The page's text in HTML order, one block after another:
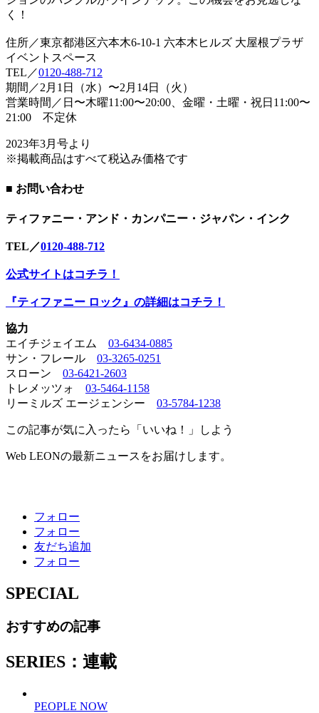
く！
住所／東京都港区六本木6-10-1 六本木ヒルズ 大屋根プラザ
イベントスペース
TEL／0120-488-712
期間／2月1日（水）〜2月14日（火）
営業時間／日〜木曜11:00〜20:00、金曜・土曜・祝日11:00〜
21:00 不定休
2023年3月号より
※掲載商品はすべて税込み価格です
■ お問い合わせ
ティファニー・アンド・カンパニー・ジャパン・インク
TEL／0120-488-712
公式サイトはコチラ！
『ティファニー ロック』の詳細はコチラ！
協力
エイチジェイエム 03-6434-0885
サン・フレール 03-3265-0251
スローン 03-6421-2603
トレメッツォ 03-5464-1158
リーミルズ エージェンシー 03-5784-1238
この記事が気に入ったら「いいね！」しよう
Web LEONの最新ニュースをお届けします。
フォロー
フォロー
友だち追加
フォロー
SPECIAL
おすすめの記事
SERIES：連載
PEOPLE NOW